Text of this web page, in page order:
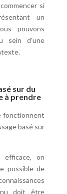
si
un
pouvons
sein d’une
sur du
à prendre
fonctionnent
basé sur
efficace, on
possible de
doit être